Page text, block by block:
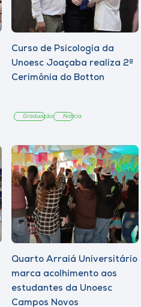
Curso de Psicologia da
Unoesc Joaçaba realiza 2ª
Cerimônia do Botton
Graduação Notícia
Quarto Arraiá Universitário
marca acolhimento aos
estudantes da Unoesc
Campos Novos